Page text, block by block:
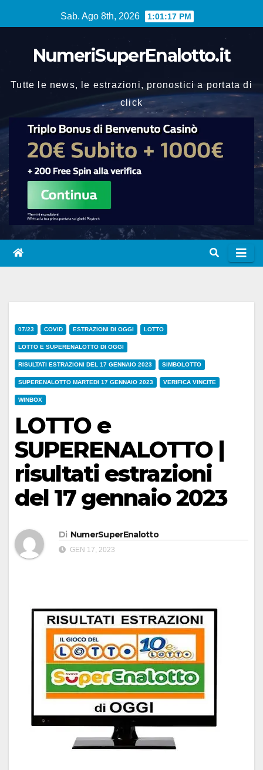
al
Sab. Ago 8th, 2026 1:01:18 PM
NumeriSuperEnalotto.it
Tutte le news, le estrazioni, pronostici a portata di
click
07/23 COVID ESTRAZIONI DI OGGI LOTTO
LOTTO E SUPERENALOTTO DI OGGI
RISULTATI ESTRAZIONI DEL 17 GENNAIO 2023 SIMBOLOTTO
SUPERENALOTTO MARTEDI 17 GENNAIO 2023 VERIFICA VINCITE
WINBOX
LOTTO e
SUPERENALOTTO |
risultati estrazioni
del 17 gennaio 2023
Di NumerSuperEnalotto
GEN 17, 2023